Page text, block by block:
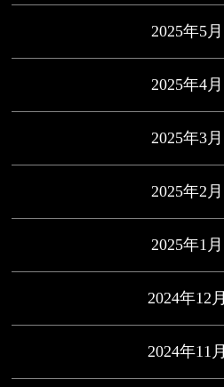
2025年5月
2025年4月
2025年3月
2025年2月
2025年1月
2024年12月
2024年11月